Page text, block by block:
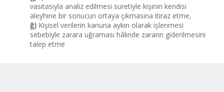
vasıtasıyla analiz edilmesi suretiyle kişinin kendisi
aleyhine bir sonucun ortaya çıkmasına itiraz etme,
ğ) Kişisel verilerin kanuna aykırı olarak işlenmesi
sebebiyle zarara uğraması hâlinde zararın giderilmesini
talep etme